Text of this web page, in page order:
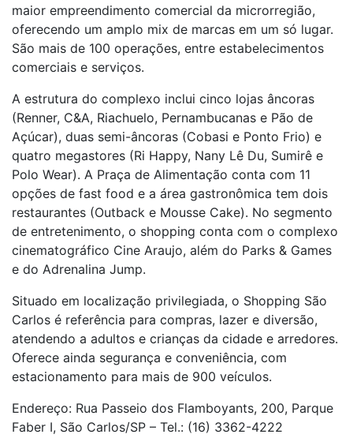
maior empreendimento comercial da microrregião,
oferecendo um amplo mix de marcas em um só lugar.
São mais de 100 operações, entre estabelecimentos
comerciais e serviços.
A estrutura do complexo inclui cinco lojas âncoras
(Renner, C&A, Riachuelo, Pernambucanas e Pão de
Açúcar), duas semi-âncoras (Cobasi e Ponto Frio) e
quatro megastores (Ri Happy, Nany Lê Du, Sumirê e
Polo Wear). A Praça de Alimentação conta com 11
opções de fast food e a área gastronômica tem dois
restaurantes (Outback e Mousse Cake). No segmento
de entretenimento, o shopping conta com o complexo
cinematográfico Cine Araujo, além do Parks & Games
e do Adrenalina Jump.
Situado em localização privilegiada, o Shopping São
Carlos é referência para compras, lazer e diversão,
atendendo a adultos e crianças da cidade e arredores.
Oferece ainda segurança e conveniência, com
estacionamento para mais de 900 veículos.
Endereço: Rua Passeio dos Flamboyants, 200, Parque
Faber I, São Carlos/SP – Tel.: (16) 3362-4222